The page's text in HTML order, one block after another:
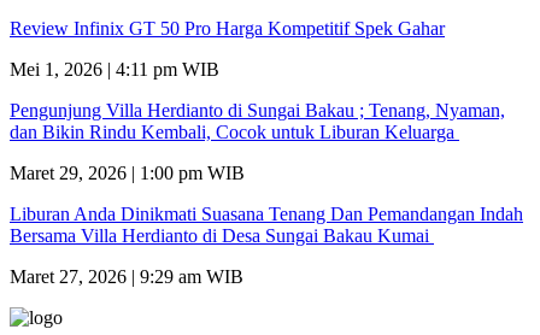
Review Infinix GT 50 Pro Harga Kompetitif Spek Gahar
Mei 1, 2026 | 4:11 pm WIB
Pengunjung Villa Herdianto di Sungai Bakau ; Tenang, Nyaman,
dan Bikin Rindu Kembali, Cocok untuk Liburan Keluarga
Maret 29, 2026 | 1:00 pm WIB
Liburan Anda Dinikmati Suasana Tenang Dan Pemandangan Indah
Bersama Villa Herdianto di Desa Sungai Bakau Kumai
Maret 27, 2026 | 9:29 am WIB